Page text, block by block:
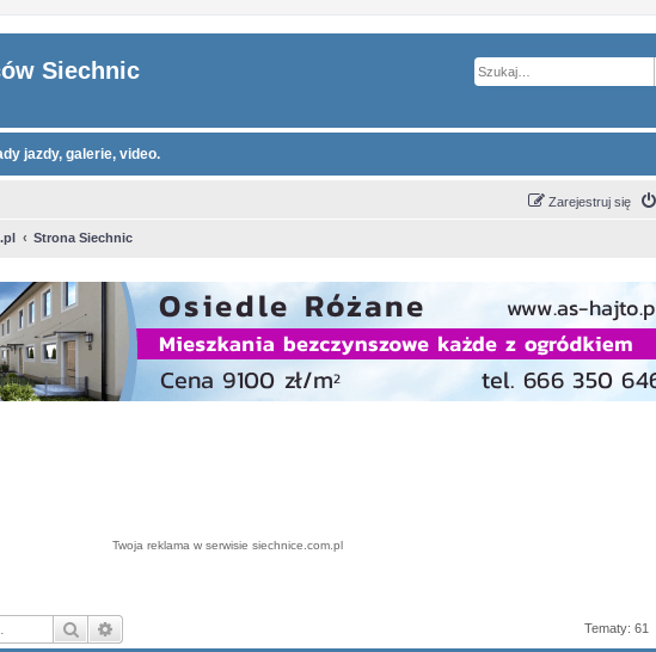
Siechnic
jazdy, galerie, video.
Zarejestruj się
Strona Siechnic
Twoja reklama w serwisie siechnice.com.pl
Szukaj Tematy: 61